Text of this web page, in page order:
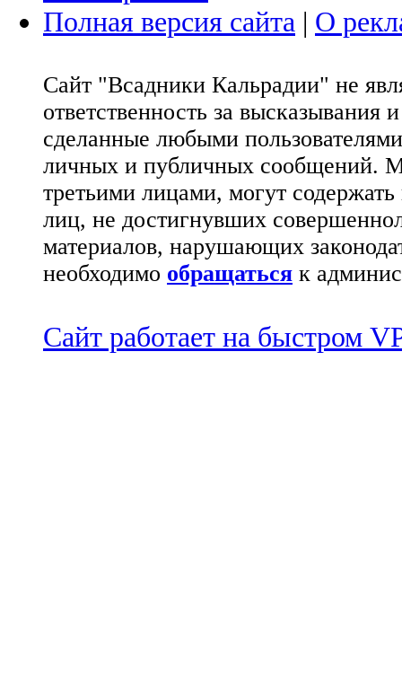
Полная версия сайта | О
Сайт "Всадники Кальрадии" не
ответственность за
сделанные любыми
личных и публичных сообщений.
третьими лицами, могут
лиц, не достигнувших
материалов, нарушающих
необходимо обращаться к
Сайт работает на быстром